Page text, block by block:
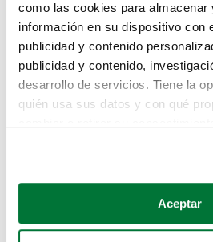
como las cookies para almacenar
información en su dispositivo con
publicidad y contenido
publicidad y contenido,
desarrollo de servicios. Tiene la
quién usa sus datos y con qué
Si lo permite, también quisiéramos:
Recopilar información sobre
Aceptar
Lo sentimos, no
te hemos traido
Pero puedes encontrar el
buscando en alguno de estos
Coches de segunda mano
Coches de km0